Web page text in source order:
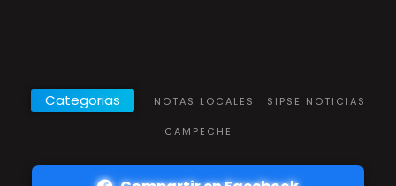
Categorias NOTAS LOCALES SIPSE NOTICIAS
CAMPECHE